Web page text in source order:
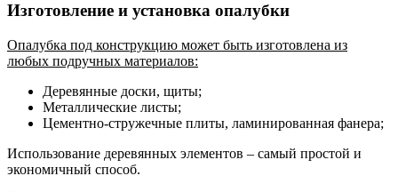
Изготовление и установка опалубки
Опалубка под конструкцию может быть изготовлена из
любых подручных материалов:
Деревянные доски, щиты;
Металлические листы;
Цементно-стружечные плиты, ламинированная фанера;
Использование деревянных элементов – самый простой и
экономичный способ.